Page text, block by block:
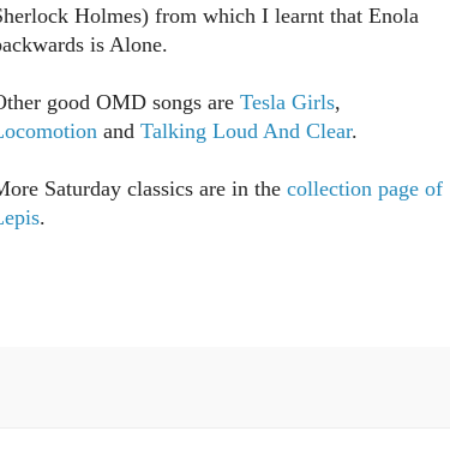
Holmes) from which I learnt that Enola
is Alone.
good OMD songs are Tesla Girls,
and Talking Loud And Clear.
Saturday classics are in the collection page of
.